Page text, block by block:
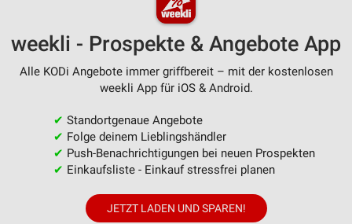
weekli - Prospekte & Angebote App
Alle KODi Angebote immer griffbereit – mit der kostenlosen
weekli App für iOS & Android.
✔ Standortgenaue Angebote
✔ Folge deinem Lieblingshändler
✔ Push-Benachrichtigungen bei neuen Prospekten
✔ Einkaufsliste - Einkauf stressfrei planen
JETZT LADEN UND SPAREN!